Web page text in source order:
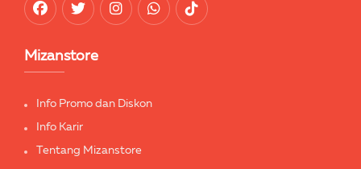
Mizanstore
Info Promo dan Diskon
Info Karir
Tentang Mizanstore